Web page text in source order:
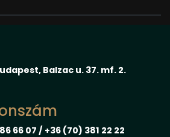
Balzac u. 37. mf. 2.
66 07 / +36 (70) 381 22 22